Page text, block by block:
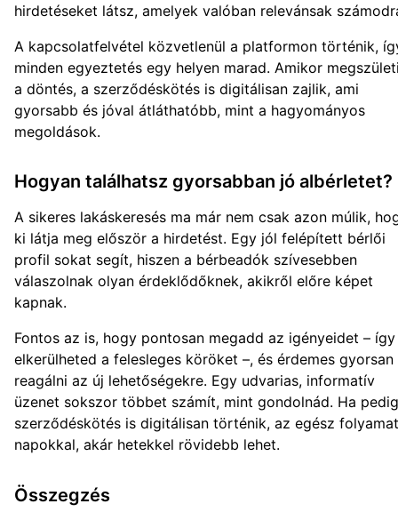
hirdetéseket látsz, amelyek valóban relevánsak
A kapcsolatfelvétel közvetlenül a platformon történik,
minden egyeztetés egy helyen marad. Amikor
a döntés, a szerződéskötés is digitálisan zajlik, ami
gyorsabb és jóval átláthatóbb, mint a hagyományos
megoldások.
Hogyan találhatsz gyorsabban jó albérletet?
A sikeres lakáskeresés ma már nem csak azon múlik,
ki látja meg először a hirdetést. Egy jól felépített bérlői
profil sokat segít, hiszen a bérbeadók szívesebben
válaszolnak olyan érdeklődőknek, akikről előre képet
kapnak.
Fontos az is, hogy pontosan megadd az igényeidet – így
elkerülheted a felesleges köröket –, és érdemes gyorsan
reagálni az új lehetőségekre. Egy udvarias, informatív
üzenet sokszor többet számít, mint gondolnád. Ha
szerződéskötés is digitálisan történik, az egész folyamat
napokkal, akár hetekkel rövidebb lehet.
Összegzés